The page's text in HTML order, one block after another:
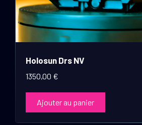
Holosun Drs NV
1350,00 €
Ajouter au panier